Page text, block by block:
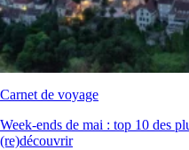
Carnet de voyage
Week‑ends de mai : top 10 des
(re)découvrir